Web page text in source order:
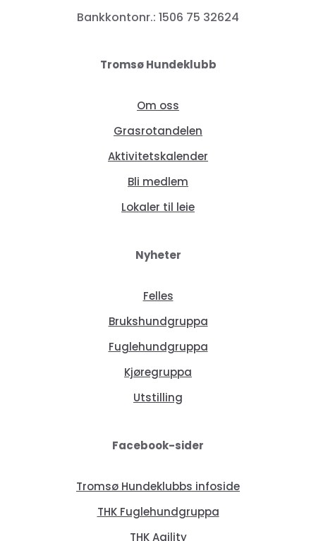
Bankkontonr.: 1506 75 32624
Tromsø Hundeklubb
Om oss
Grasrotandelen
Aktivitetskalender
Bli medlem
Lokaler til leie
Nyheter
Felles
Brukshundgruppa
Fuglehundgruppa
Kjøregruppa
Utstilling
Facebook-sider
Tromsø Hundeklubbs infoside
THK Fuglehundgruppa
THK Agility